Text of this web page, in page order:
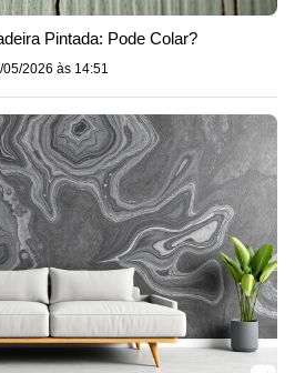
Pintada: Pode Colar?
05/2026 às 14:51